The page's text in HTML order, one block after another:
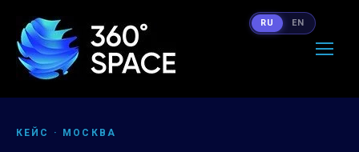
КЕЙС · МОСКВА
RU EN